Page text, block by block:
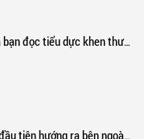
đọc tiểu dực khen thưởng
tiên hướng ra bên ngoài (1)